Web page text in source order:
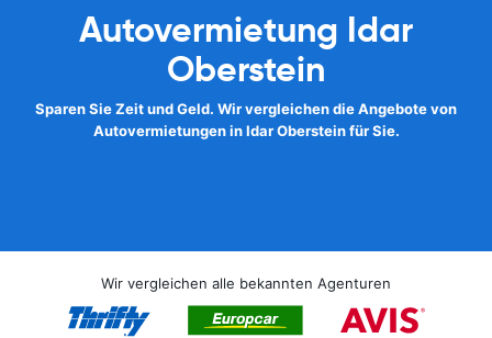
Autovermietung Idar
Oberstein
Sparen Sie Zeit und Geld. Wir vergleichen die Angebote von
Autovermietungen in Idar Oberstein für Sie.
Wir vergleichen alle bekannten Agenturen